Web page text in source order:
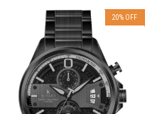
20% OFF